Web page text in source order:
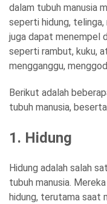
dalam tubuh manusia
seperti hidung, telinga,
juga dapat menempel
seperti rambut, kuku,
mengganggu,
Berikut adalah
tubuh manusia,
1. Hidung
Hidung adalah salah
tubuh manusia.
hidung, terutama saat